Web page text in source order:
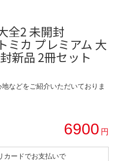
全2 未開封
ミカ プレミアム 大
新品 2冊セット
などをご紹介いただいておりま
6900 円
カードでお支払いで